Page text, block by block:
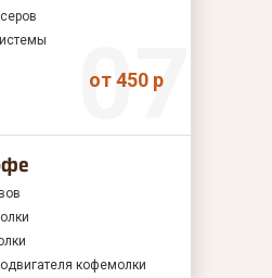
от 450 р
кофемолки